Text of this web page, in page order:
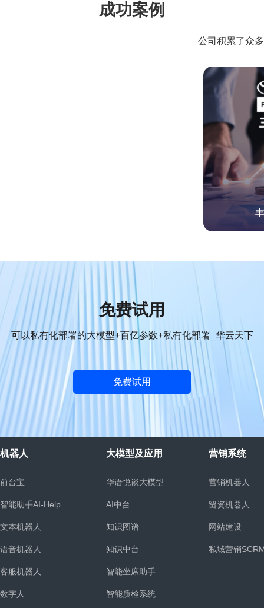
成功案例
公司积累了众
免费试用
可以私有化部署的大模型+百亿参数+私有化部署_华云天下
免费试用
机器人
前台宝
智能助手AI-Help
文本机器人
语音机器人
客服机器人
数字人
大模型及应用
华语悦谈大模型
AI中台
知识图谱
知识中台
智能坐席助手
智能质检系统
营销系统
营销机器人
留资机器人
网站建设
私域营销